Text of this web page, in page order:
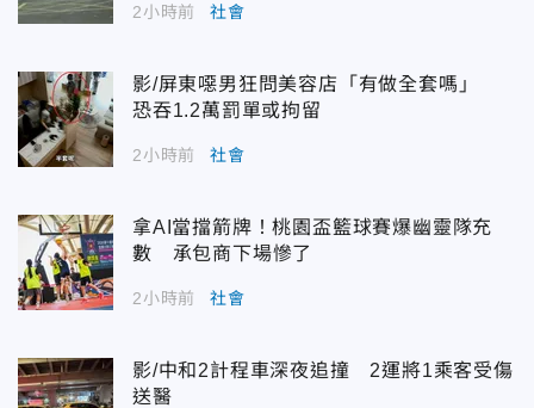
2小時前 社會
影/屏東噁男狂問美容店「有做全套嗎」
恐吞1.2萬罰單或拘留
2小時前 社會
拿AI當擋箭牌！桃園盃籃球賽爆幽靈隊充
數 承包商下場慘了
2小時前 社會
影/中和2計程車深夜追撞 2運將1乘客受傷
送醫